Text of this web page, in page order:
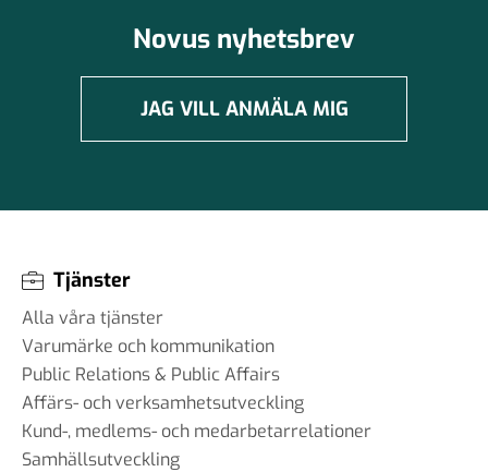
Novus nyhetsbrev
JAG VILL ANMÄLA MIG
Tjänster
Alla våra tjänster
Varumärke och kommunikation
Public Relations & Public Affairs
Affärs- och verksamhetsutveckling
Kund-, medlems- och medarbetarrelationer
Samhällsutveckling